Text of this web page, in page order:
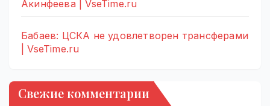
Акинфеева | VseTime.ru
Бабаев: ЦСКА не удовлетворен трансферами
| VseTime.ru
Свежие комментарии